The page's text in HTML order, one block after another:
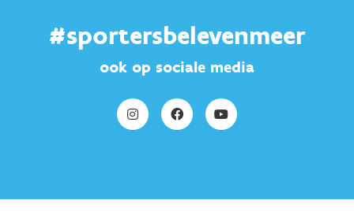
#sportersbelevenmeer
ook op sociale media